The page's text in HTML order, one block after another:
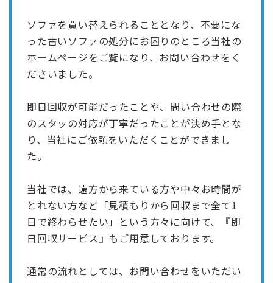
ソファを買い替えられることとなり、不要にな
った古いソファの処分にお困りのところ当社の
ホームページをご覧になり、お問い合わせをく
ださいました。
即日回収が可能だったことや、問い合わせの際
のスタッの対応が丁寧だったことが決め手とな
り、当社にご依頼をいただくことができまし
た。
当社では、遠方から来ている方や中々お時間が
とれない方など「見積もりから回収まで全て1
日で終わらせたい」という方々に向けて、『即
日回収サービス』もご用意しております。
通常の流れとしては、お問い合わせをいただい